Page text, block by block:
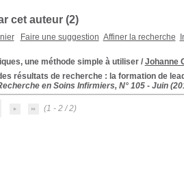
cet auteur (2)
Faire une suggestion Affiner la recherche
une méthode simple à utiliser/ Johanne
résultats de recherche : la formation de
en Soins Infirmiers, N° 105 - Juin
(1 - 2 / 2)